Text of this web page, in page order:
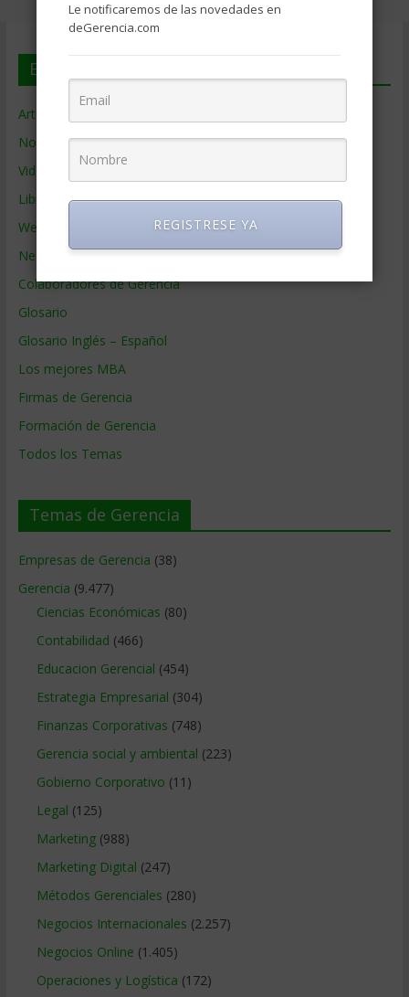
En deGerencia.com
Artículos de Gerencia
Noticias de Gerencia
Videos de Gerencia
Libros de Gerencia
Webs de Gerencia
Negocios por País
Colaboradores de Gerencia
Glosario
Glosario Inglés – Español
Los mejores MBA
Firmas de Gerencia
Formación de Gerencia
Todos los Temas
Temas de Gerencia
Empresas de Gerencia (38)
Gerencia (9.477)
Ciencias Económicas (80)
Contabilidad (466)
Educacion Gerencial (454)
Estrategia Empresarial (304)
Finanzas Corporativas (748)
Gerencia social y ambiental (223)
Gobierno Corporativo (11)
Legal (125)
Marketing(988)
Marketing Digital (247)
Métodos Gerenciales (280)
Negocios Internacionales (2.257)
Negocios Online (1.405)
Operaciones y Logística (172)
Le notificaremos de las novedades en
deGerencia.com
REGISTRESE YA